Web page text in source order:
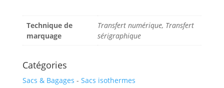
Technique de
marquage
Transfert numérique, Transfert
sérigraphique
Catégories
Sacs & Bagages - Sacs isothermes